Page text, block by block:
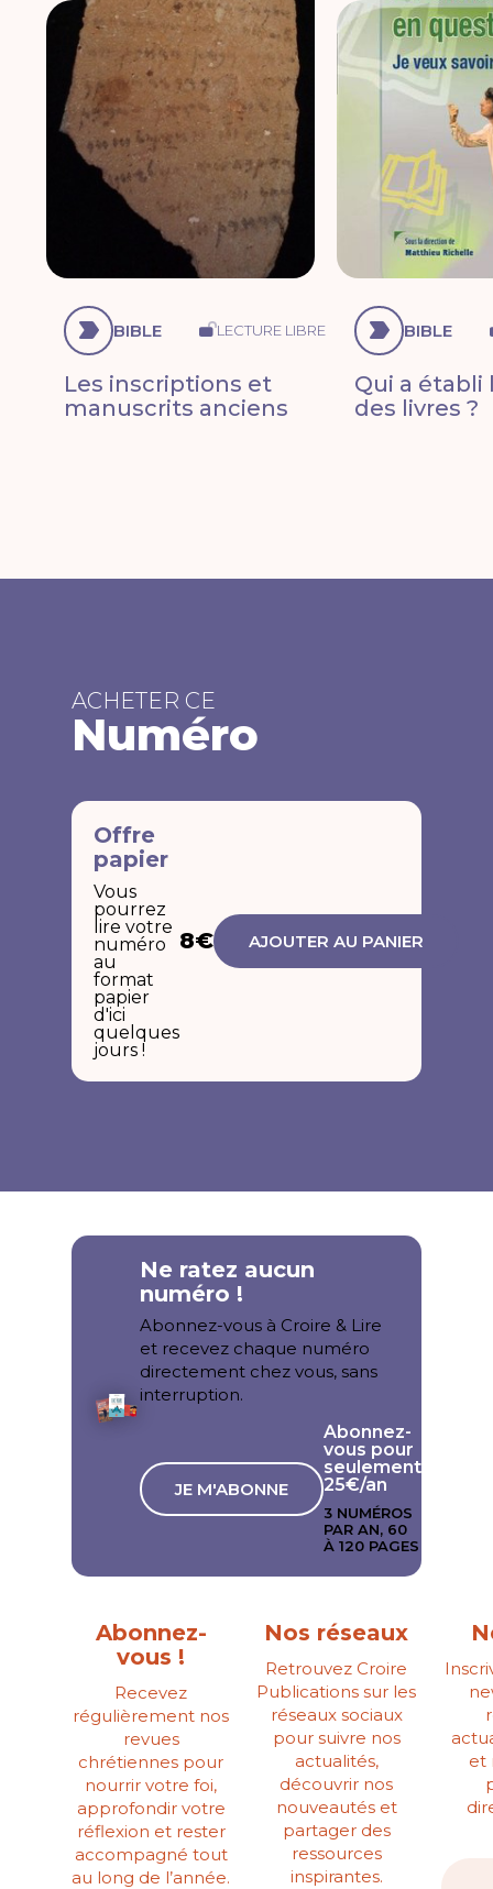
BIBLE LECTURE LIBRE
Les inscriptions et
manuscrits anciens
BIBLE
Qui a établi
des livres ?
ACHETER CE
Numéro
Offre
papier
Vous
pourrez
lire votre
numéro
au
format
papier
d'ici
quelques
jours !
8€ AJOUTER AU PANIER
Ne ratez aucun
numéro !
Abonnez-vous à Croire & Lire
et recevez chaque numéro
directement chez vous, sans
interruption.
JE M'ABONNE
Abonnez-
vous pour
seulement
25€/an
3 NUMÉROS
PAR AN, 60
À 120 PAGES
Abonnez-
vous !
Recevez
régulièrement nos
revues
chrétiennes pour
nourrir votre foi,
approfondir votre
réflexion et rester
accompagné tout
au long de l’année.
Nos réseaux
Retrouvez Croire
Publications sur les
réseaux sociaux
pour suivre nos
actualités,
découvrir nos
nouveautés et
partager des
ressources
inspirantes.
et